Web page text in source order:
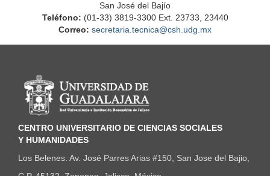
San José del Bajío
Teléfono: (01-33) 3819-3300 Ext. 23733, 23440
Correo: secretaria.tecnica@csh.udg.mx
Información del portal
CENTRO UNIVERSITARIO DE CIENCIAS SOCIALES
Y HUMANIDADES
Los Belenes. Av. José Parres Arias #150, San Jose del Bajio,